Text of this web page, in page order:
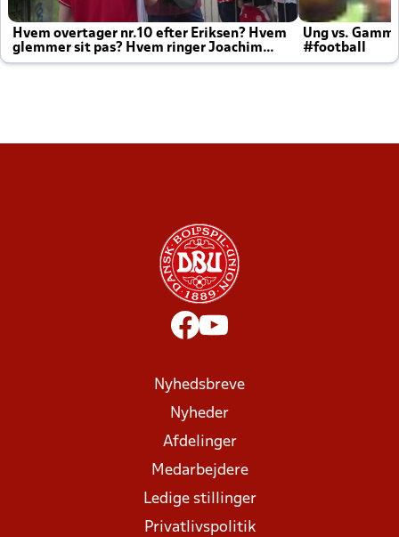
Hvem overtager nr.10 efter Eriksen? Hvem
glemmer sit pas? Hvem ringer Joachim
altid til efter kampe?
Ung vs.
#football
Nyhedsbreve
Nyheder
Afdelinger
Medarbejdere
Ledige stillinger
Privatlivspolitik